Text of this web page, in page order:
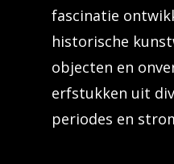
fascinatie
historische
objecten en
erfstukken uit
periodes en